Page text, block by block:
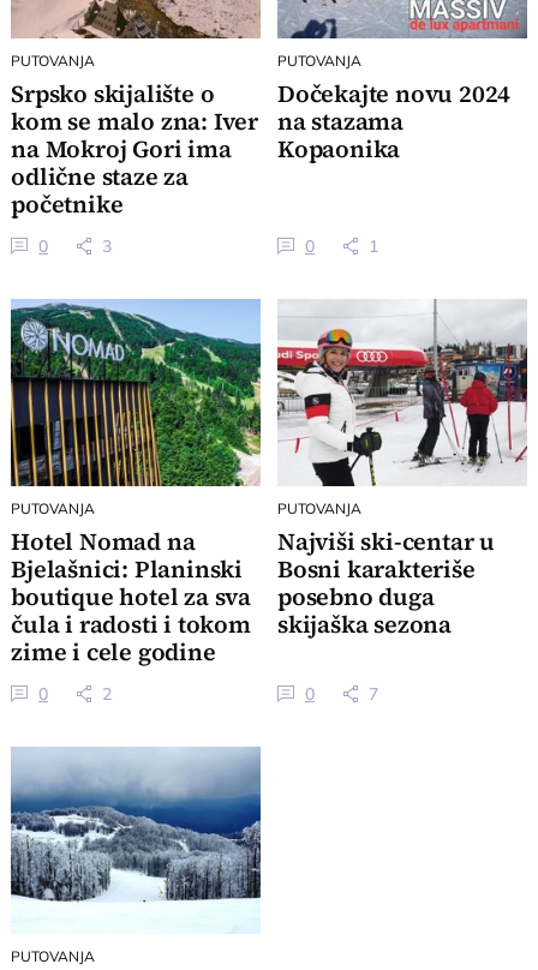
PUTOVANJA
Srpsko skijalište o
kom se malo zna: Iver
na Mokroj Gori ima
odlične staze za
početnike
0 3
PUTOVANJA
Dočekajte novu 2024
na stazama
Kopaonika
0 1
PUTOVANJA
Hotel Nomad na
Bjelašnici: Planinski
boutique hotel za sva
čula i radosti i tokom
zime i cele godine
0 2
PUTOVANJA
Najviši ski-centar u
Bosni karakteriše
posebno duga
skijaška sezona
0 7
PUTOVANJA